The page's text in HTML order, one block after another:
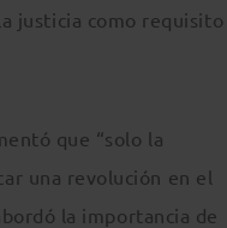
justicia como requisito
que “solo la
una revolución en el
la importancia de